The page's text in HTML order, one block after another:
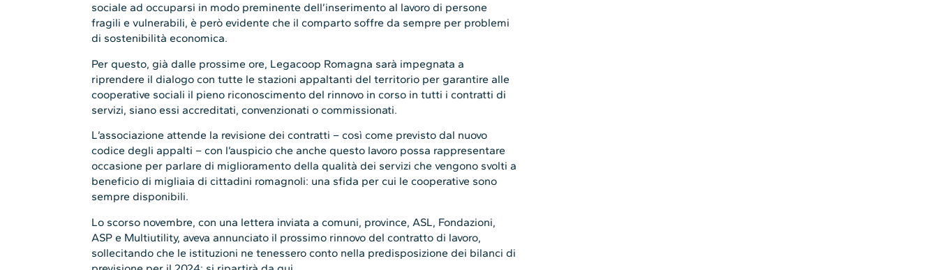
sociale ad occuparsi in modo preminente dell’inserimento al lavoro di persone
fragili e vulnerabili, è però evidente che il comparto soffre da sempre per problemi
di sostenibilità economica.
Per questo, già dalle prossime ore, Legacoop Romagna sarà impegnata a
riprendere il dialogo con tutte le stazioni appaltanti del territorio per garantire alle
cooperative sociali il pieno riconoscimento del rinnovo in corso in tutti i contratti di
servizi, siano essi accreditati, convenzionati o commissionati.
L’associazione attende la revisione dei contratti – così come previsto dal nuovo
codice degli appalti – con l’auspicio che anche questo lavoro possa rappresentare
occasione per parlare di miglioramento della qualità dei servizi che vengono svolti a
beneficio di migliaia di cittadini romagnoli: una sfida per cui le cooperative sono
sempre disponibili.
Lo scorso novembre, con una lettera inviata a comuni, province, ASL, Fondazioni,
ASP e Multiutility, aveva annunciato il prossimo rinnovo del contratto di lavoro,
sollecitando che le istituzioni ne tenessero conto nella predisposizione dei bilanci di